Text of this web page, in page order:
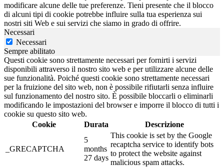
modificare alcune delle tue preferenze. Tieni presente che il blocco
di alcuni tipi di cookie potrebbe influire sulla tua esperienza sui
nostri siti Web e sui servizi che siamo in grado di offrire.
Necessari
Necessari
Sempre abilitato
Questi cookie sono strettamente necessari per fornirti i servizi
disponibili attraverso il nostro sito web e per utilizzare alcune delle
sue funzionalità. Poiché questi cookie sono strettamente necessari
per la fruizione del sito web, non è possibile rifiutarli senza influire
sul funzionamento del nostro sito. È possibile bloccarli o eliminarli
modificando le impostazioni del browser e imporre il blocco di tutti i
cookie su questo sito web.
Cookie
Durata Descrizione
_GRECAPTCHA
5
months
27 days
This cookie is set by the Google
recaptcha service to identify bots
to protect the website against
malicious spam attacks.